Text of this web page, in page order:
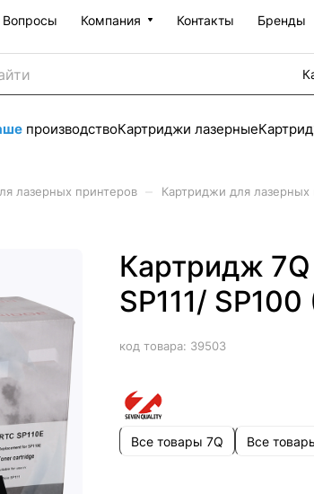
Вопросы Компания Контакты Бренды
производствоКартриджи лазерные
лазерных принтеров Картриджи для лазерных
Картридж 7Q
SP111/
код товара: 39503
Все товары 7Q Все